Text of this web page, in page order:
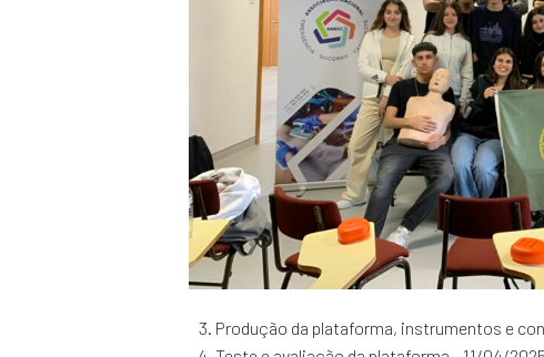
Produção da plataforma, instrumentos e